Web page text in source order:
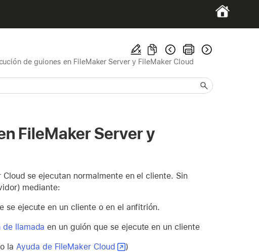
de guiones en FileMaker Server y FileMaker Cloud
FileMaker Server y
se ejecutan normalmente en el cliente. Sin
mediante:
se ejecute en un cliente o en el anfitrión.
llamada en un guión que se ejecute en un cliente
o la Ayuda de FileMaker Cloud )